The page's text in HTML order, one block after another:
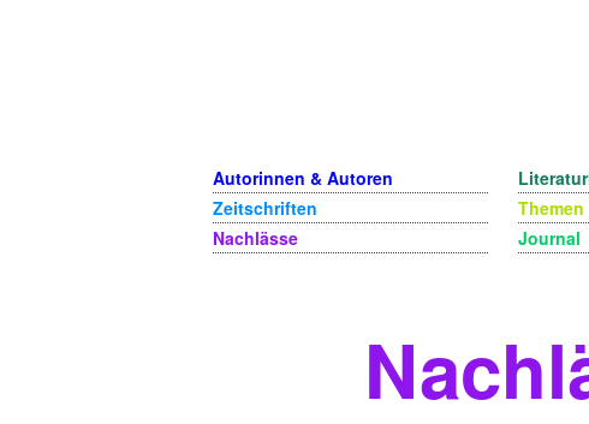
Autorinnen & Autoren
Zeitschriften
Nachlässe
Themen
Journal